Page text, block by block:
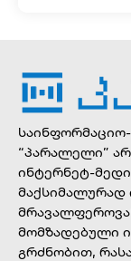
“პარალელი”
ინტერნეტ-
მაქსიმალურად
მომზადებული
გრძნობით,